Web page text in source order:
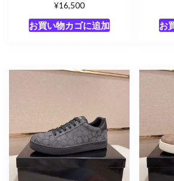
¥16,500
お買い物カゴに追加 お